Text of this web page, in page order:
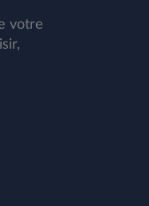
votre